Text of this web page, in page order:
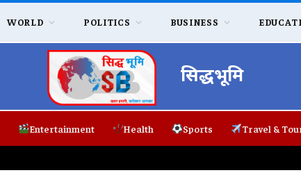
WORLD POLITICS BUSINESS
सिद्धभूमि
Entertainment Health Sports Travel &